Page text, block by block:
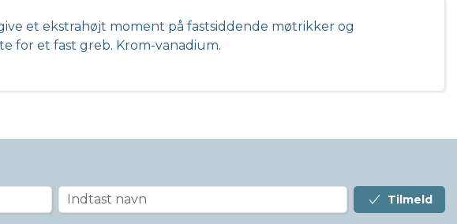
et ekstrahøjt moment på fastsiddende møtrikker og
for et fast greb. Krom-vanadium.
Tilmeld